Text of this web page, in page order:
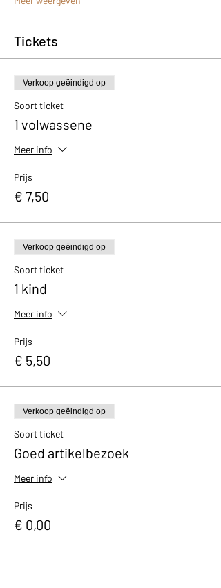
Tickets
Verkoop geëindigd op
Soort ticket
1 volwassene
Meer info
Prijs
€ 7,50
Verkoop geëindigd op
Soort ticket
1 kind
Meer info
Prijs
€ 5,50
Verkoop geëindigd op
Soort ticket
Goed artikelbezoek
Meer info
Prijs
€ 0,00